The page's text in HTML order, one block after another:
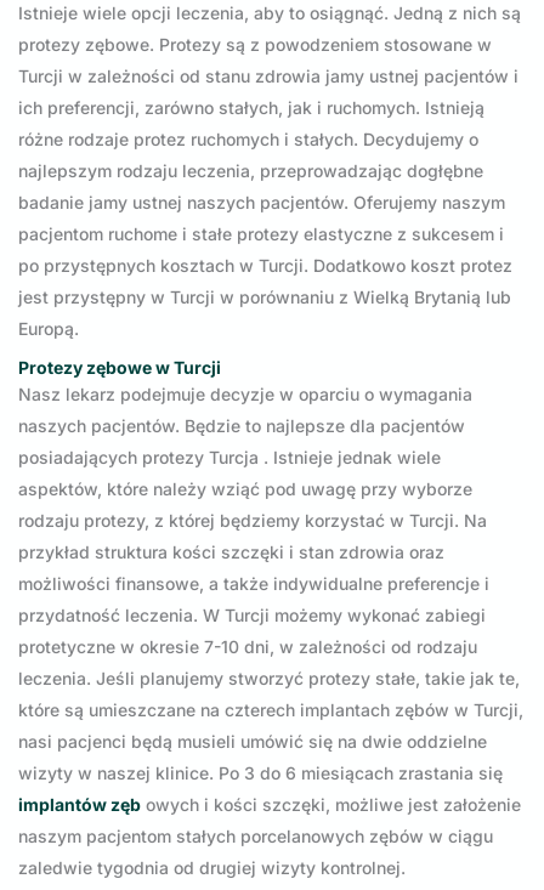
Istnieje wiele opcji leczenia, aby to osiągnąć. Jedną z nich są
protezy zębowe. Protezy są z powodzeniem stosowane w
Turcji w zależności od stanu zdrowia jamy ustnej pacjentów i
ich preferencji, zarówno stałych, jak i ruchomych. Istnieją
różne rodzaje protez ruchomych i stałych. Decydujemy o
najlepszym rodzaju leczenia, przeprowadzając dogłębne
badanie jamy ustnej naszych pacjentów. Oferujemy naszym
pacjentom ruchome i stałe protezy elastyczne z sukcesem i
po przystępnych kosztach w Turcji. Dodatkowo koszt protez
jest przystępny w Turcji w porównaniu z Wielką Brytanią lub
Europą.
Protezy zębowe w Turcji
Nasz lekarz podejmuje decyzje w oparciu o wymagania
naszych pacjentów. Będzie to najlepsze dla pacjentów
posiadających protezy Turcja . Istnieje jednak wiele
aspektów, które należy wziąć pod uwagę przy wyborze
rodzaju protezy, z której będziemy korzystać w Turcji. Na
przykład struktura kości szczęki i stan zdrowia oraz
możliwości finansowe, a także indywidualne preferencje i
przydatność leczenia. W Turcji możemy wykonać zabiegi
protetyczne w okresie 7-10 dni, w zależności od rodzaju
leczenia. Jeśli planujemy stworzyć protezy stałe, takie jak te,
które są umieszczane na czterech implantach zębów w Turcji,
nasi pacjenci będą musieli umówić się na dwie oddzielne
wizyty w naszej klinice. Po 3 do 6 miesiącach zrastania się
implantów zęb owych i kości szczęki, możliwe jest założenie
naszym pacjentom stałych porcelanowych zębów w ciągu
zaledwie tygodnia od drugiej wizyty kontrolnej.